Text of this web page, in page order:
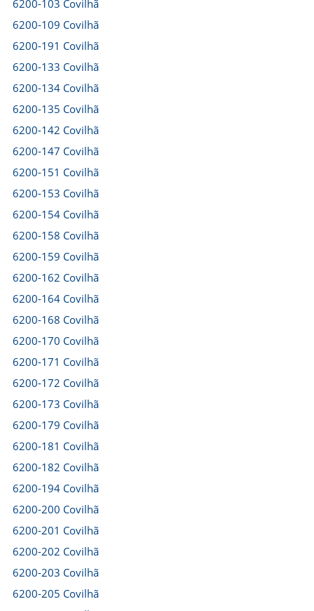
6200-103 Covilhã
6200-109 Covilhã
6200-191 Covilhã
6200-133 Covilhã
6200-134 Covilhã
6200-135 Covilhã
6200-142 Covilhã
6200-147 Covilhã
6200-151 Covilhã
6200-153 Covilhã
6200-154 Covilhã
6200-158 Covilhã
6200-159 Covilhã
6200-162 Covilhã
6200-164 Covilhã
6200-168 Covilhã
6200-170 Covilhã
6200-171 Covilhã
6200-172 Covilhã
6200-173 Covilhã
6200-179 Covilhã
6200-181 Covilhã
6200-182 Covilhã
6200-194 Covilhã
6200-200 Covilhã
6200-201 Covilhã
6200-202 Covilhã
6200-203 Covilhã
6200-205 Covilhã